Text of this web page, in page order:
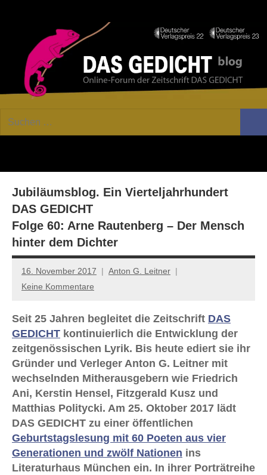
GEDICHT
Forum
von
Lyrik,
Essay
Kritik
Suchen
Jubiläumsblog. Ein Vierteljahrhundert
DAS GEDICHT
Folge 60: Arne Rautenberg – Der Mensch
hinter dem Dichter
16. November 2017
Anton G. Leitner
Keine Kommentare
Seit 25 Jahren begleitet die Zeitschrift DAS
GEDICHT kontinuierlich die Entwicklung der
zeitgenössischen Lyrik. Bis heute ediert sie ihr
Gründer und Verleger Anton G. Leitner mit
wechselnden Mitherausgebern wie Friedrich
Ani, Kerstin Hensel, Fitzgerald Kusz und
Matthias Politycki. Am 25. Oktober 2017 lädt
DAS GEDICHT zu einer öffentlichen
Geburtstagslesung mit 60 Poeten aus vier
Generationen und zwölf Nationen ins
Literaturhaus München ein. In ihrer Porträtreihe